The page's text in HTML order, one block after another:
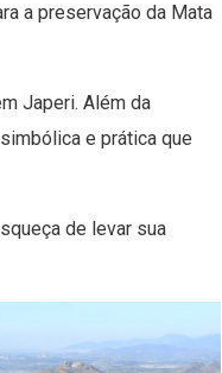
a preservação da Mata
Japeri. Além da
e prática que
de levar sua